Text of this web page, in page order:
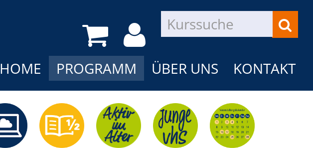
HOME PROGRAMM ÜBER UNS KONTAKT